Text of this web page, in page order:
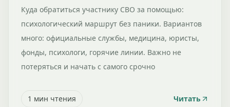
Куда обратиться участнику СВО за помощью:
психологический маршрут без паники. Вариантов
много: официальные службы, медицина, юристы,
фонды, психологи, горячие линии. Важно не
потеряться и начать с самого срочно
1 мин чтения Читать